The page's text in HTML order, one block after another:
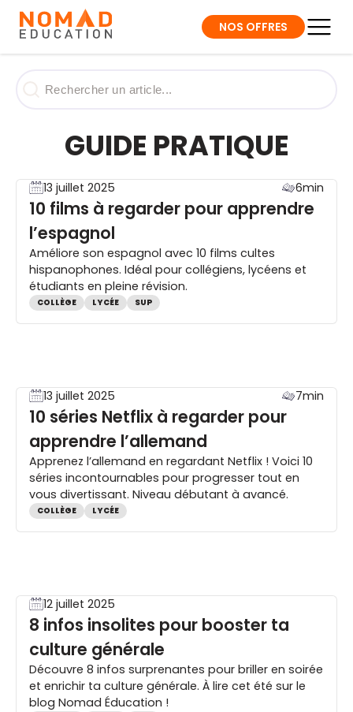
NOS OFFRES
GUIDE PRATIQUE
13 juillet 2025 6min
10 films à regarder pour apprendre
l’espagnol
Améliore son espagnol avec 10 films cultes
hispanophones. Idéal pour collégiens, lycéens et
étudiants en pleine révision.
COLLÈGE LYCÉE SUP
13 juillet 2025 7min
10 séries Netflix à regarder pour
apprendre l’allemand
Apprenez l’allemand en regardant Netflix ! Voici 10
séries incontournables pour progresser tout en
vous divertissant. Niveau débutant à avancé.
COLLÈGE LYCÉE
12 juillet 2025
8 infos insolites pour booster ta
culture générale
Découvre 8 infos surprenantes pour briller en soirée
et enrichir ta culture générale. À lire cet été sur le
blog Nomad Éducation !